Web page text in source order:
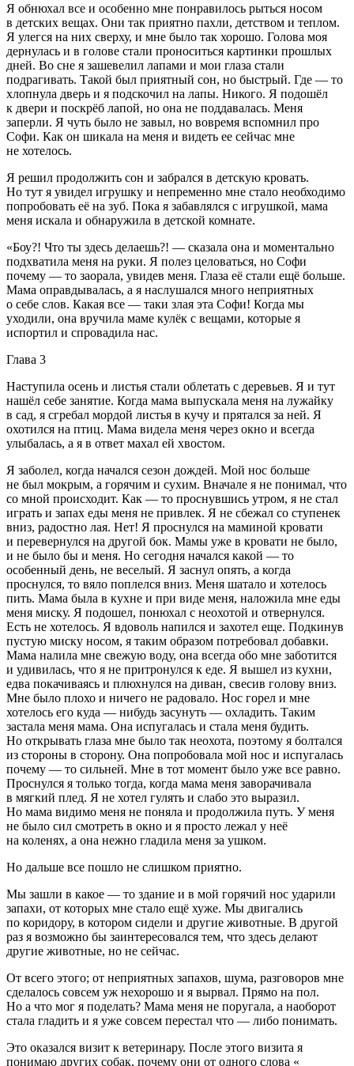
Я обнюхал все и особенно мне понравилось рыться носом
в детских вещах. Они так приятно пахли, детством и теплом.
Я улегся на них сверху, и мне было так хорошо. Голова моя
дернулась и в голове стали проноситься картинки прошлых
дней. Во сне я зашевелил лапами и мои глаза стали
подрагивать. Такой был приятный сон, но быстрый. Где — то
хлопнула дверь и я подскочил на лапы. Никого. Я подошёл
к двери и поскрёб лапой, но она не поддавалась. Меня
заперли. Я чуть было не завыл, но вовремя вспомнил про
Софи. Как он шикала на меня и видеть ее сейчас мне
не хотелось.
Я решил продолжить сон и забрался в детскую кровать.
Но тут я увидел игрушку и непременно мне стало необходимо
попробовать её на зуб. Пока я забавлялся с игрушкой, мама
меня искала и обнаружила в детской комнате.
«Боу?! Что ты здесь делаешь?! — сказала она и моментально
подхватила меня на руки. Я полез целоваться, но Софи
почему — то заорала, увидев меня. Глаза её стали ещё больше.
Мама оправдывалась, а я наслушался много неприятных
о себе слов. Какая все — таки злая эта Софи! Когда мы
уходили, она вручила маме кулёк с вещами, которые я
испортил и спровадила нас.
Глава 3
Наступила осень и листья стали облетать с деревьев. Я и тут
нашёл себе занятие. Когда мама выпускала меня на лужайку
в сад, я сгребал мордой листья в кучу и прятался за ней. Я
охотился на птиц. Мама видела меня через окно и всегда
улыбалась, а я в ответ махал ей хвостом.
Я заболел, когда начался сезон дождей. Мой нос больше
не был мокрым, а горячим и сухим. Вначале я не понимал, что
со мной происходит. Как — то проснувшись утром, я не стал
играть и запах еды меня не привлек. Я не сбежал со ступенек
вниз, радостно лая. Нет! Я проснулся на маминой кровати
и перевернулся на другой бок. Мамы уже в кровати не было,
и не было бы и меня. Но сегодня начался какой — то
особенный день, не веселый. Я заснул опять, а когда
проснулся, то вяло поплелся вниз. Меня шатало и хотелось
пить. Мама была в кухне и при виде меня, наложила мне еды
меня миску. Я подошел, понюхал с неохотой и отвернулся.
Есть не хотелось. Я вдоволь напился и захотел еще. Подкинув
пустую миску носом, я таким образом потребовал добавки.
Мама налила мне свежую воду, она всегда обо мне заботится
и удивилась, что я не притронулся к еде. Я вышел из кухни,
едва покачиваясь и плюхнулся на диван, свесив голову вниз.
Мне было плохо и ничего не радовало. Нос горел и мне
хотелось его куда — нибудь засунуть — охладить. Таким
застала меня мама. Она испугалась и стала меня будить.
Но открывать глаза мне было так неохота, поэтому я болтался
из стороны в сторону. Она попробовала мой нос и испугалась
почему — то сильней. Мне в тот момент было уже все равно.
Проснулся я только тогда, когда мама меня заворачивала
в мягкий плед. Я не хотел гулять и слабо это выразил.
Но мама видимо меня не поняла и продолжила путь. У меня
не было сил смотреть в окно и я просто лежал у неё
на коленях, а она нежно гладила меня за ушком.
Но дальше все пошло не слишком приятно.
Мы зашли в какое — то здание и в мой горячий нос ударили
запахи, от которых мне стало ещё хуже. Мы двигались
по коридору, в котором сидели и другие животные. В другой
раз я возможно бы заинтересовался тем, что здесь делают
другие животные, но не сейчас.
От всего этого; от неприятных запахов, шума, разговоров мне
сделалось совсем уж нехорошо и я вырвал. Прямо на пол.
Но а что мог я поделать? Мама меня не поругала, а наоборот
стала гладить и я уже совсем перестал что — либо понимать.
Это оказался визит к ветеринару. После этого визита я
понимаю других собак, почему они от одного слова «